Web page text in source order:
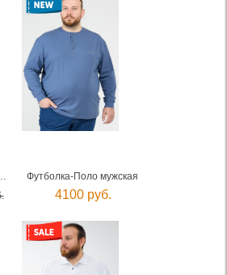
мужская Футболка-Поло мужская
4100 руб.